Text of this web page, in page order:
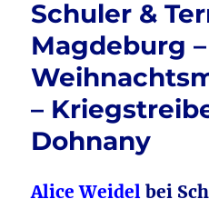
Schuler &
Magdeburg –
–
Dohnany
Alice Weidel bei